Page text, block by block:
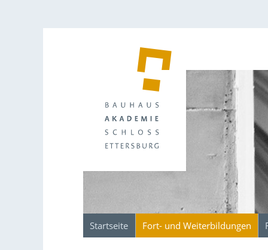
Startseite Fort- und Weiterbildungen